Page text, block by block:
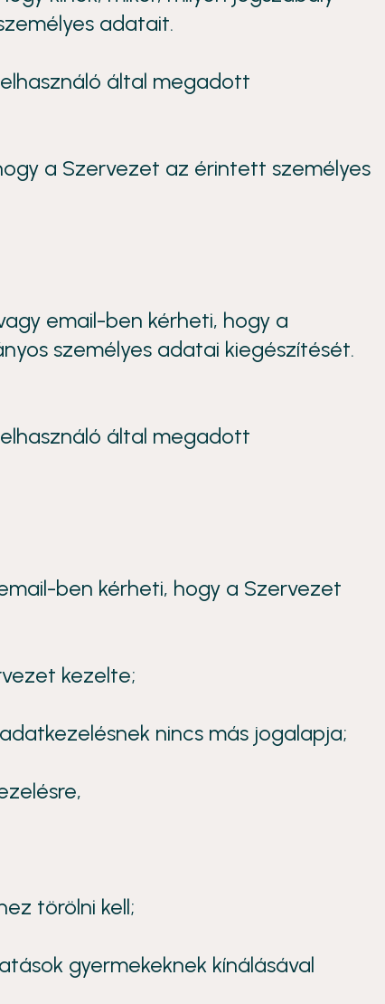
adatait.
által megadott
a Szervezet az érintett személyes
email-ben kérheti, hogy a
személyes adatai kiegészítését.
által megadott
ben kérheti, hogy a Szervezet
kezelte;
nincs más jogalapja;
törölni kell;
gyermekeknek kínálásával